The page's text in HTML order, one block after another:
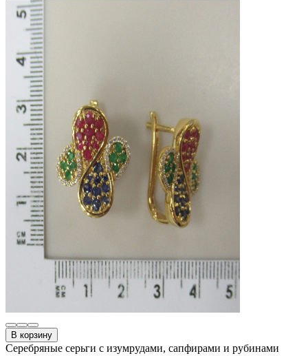
В корзину
Серебряные серьги с изумрудами, сапфирами и рубинами